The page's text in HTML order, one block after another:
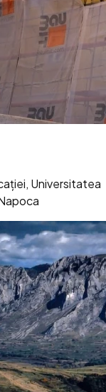
Universitatea